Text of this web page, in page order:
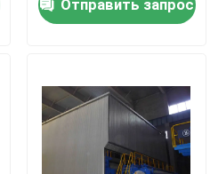
Отправить запрос